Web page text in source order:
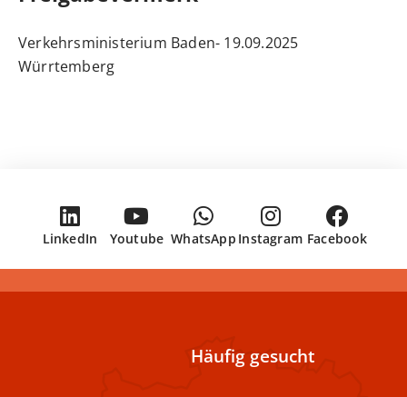
19.09.2025 Verkehrsministerium Baden-
Würrtemberg
Facebook
Instagram
WhatsApp
Youtube
LinkedIn
Häufig gesucht